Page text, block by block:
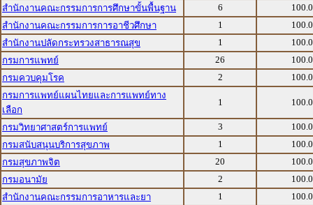
สำนักงานคณะกรรมการการศึกษาขั้นพื้นฐาน
6
สำนักงานคณะกรรมการการอาชีวศึกษา
1
สำนักงานปลัดกระทรวงสาธารณสุข
1
กรมการแพทย์
26
กรมควบคุมโรค
2
กรมการแพทย์แผนไทยและการแพทย์ทาง
เลือก
1
กรมวิทยาศาสตร์การแพทย์ 3
กรมสนับสนุนบริการสุขภาพ
1
กรมสุขภาพจิต
20
กรมอนามัย
2
สำนักงานคณะกรรมการอาหารและยา
1